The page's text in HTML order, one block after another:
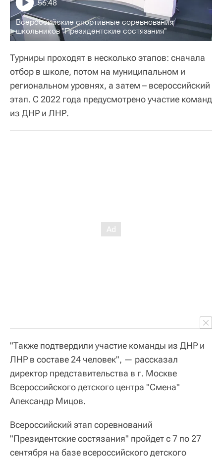
Всероссийские спортивные соревнования
школьников "Президентские состязания"
56:48
Турниры проходят в несколько этапов: сначала
отбор в школе, потом на муниципальном и
региональном уровнях, а затем – всероссийский
этап. С 2022 года предусмотрено участие команд
из ДНР и ЛНР.
"Также подтвердили участие команды из ДНР и
ЛНР в составе 24 человек", — рассказал
директор представительства в г. Москве
Всероссийского детского центра "Смена"
Александр Мицов.
Всероссийский этап соревнований
"Президентские состязания" пройдет с 7 по 27
сентября на базе всероссийского детского